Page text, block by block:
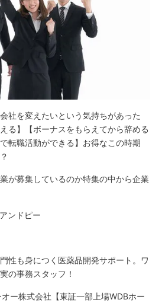
社を変えたいという気持ちがあった
る】【ボーナスをもらえてから辞める
転職活動ができる】お得なこの時期
が募集しているのか特集の中から企業
ンドピー
性も身につく医薬品開発サポート。ワ
の事務スタッフ！
ー株式会社【東証一部上場WDBホー